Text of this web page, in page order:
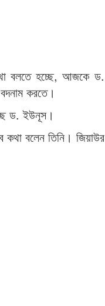
বলতে হচ্ছে, আজকে ড.
করতে।
ড. ইউনূস।
কথা বলেন তিনি। জিয়াউর